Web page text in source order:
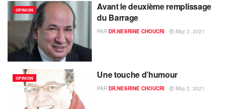
OPINION
Avant le deuxième remplissage
du Barrage
PAR DR.NESRINE CHOUCRI May 2, 2021
OPINION Une touche d’humour
PAR DR.NESRINE CHOUCRI May 2, 2021